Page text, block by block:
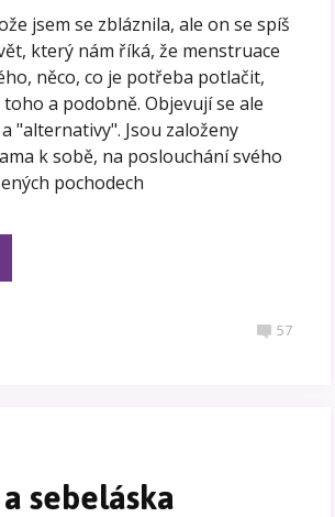
jsem se zbláznila, ale on se spíš
který nám říká, že menstruace
něco, co je potřeba potlačit,
a podobně. Objevují se ale
"alternativy". Jsou založeny
k sobě, na poslouchání svého
pochodech
57
sebeláska